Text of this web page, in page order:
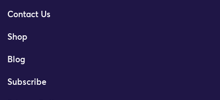
Contact Us
Shop
Blog
Subscribe